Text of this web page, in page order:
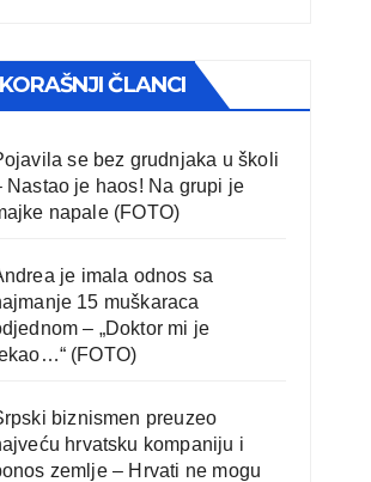
ČLANCI
se bez grudnjaka u školi
Nastao je haos! Na grupi je
napale (FOTO)
je imala odnos sa
15 muškaraca
– „Doktor mi je
(FOTO)
biznismen preuzeo
hrvatsku kompaniju i
zemlje – Hrvati ne mogu